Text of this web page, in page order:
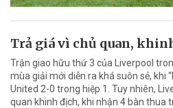
Trả giá vì chủ quan,
Trận giao hữu thứ 3 của Liverpool
mùa giải mới diễn ra khá suôn sẻ, khi
United 2-0 trong hiệp 1. Tuy nhiên,
quan khinh địch, khi nhận 4 bàn thua